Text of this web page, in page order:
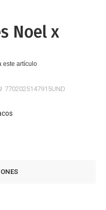
Noel x
este artículo
7702025147915UND